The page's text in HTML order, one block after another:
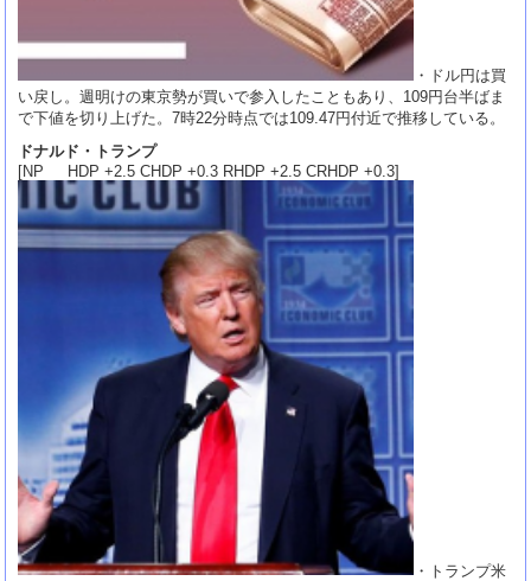
・ドル円は買
い戻し。週明けの東京勢が買いで参入したこともあり、109円台半ばま
で下値を切り上げた。7時22分時点では109.47円付近で推移している。
ドナルド・トランプ
[NP HDP +2.5 CHDP +0.3 RHDP +2.5 CRHDP +0.3]
・トランプ米